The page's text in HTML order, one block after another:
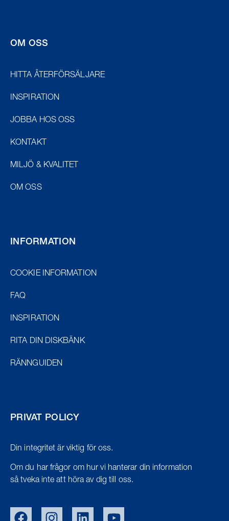
OM OSS
HITTA ÅTERFÖRSÄLJARE
INSPIRATION
JOBBA HOS OSS
KONTAKT
MILJÖ & KVALITET
OM OSS
INFORMATION
COOKIE INFORMATION
FAQ
INSPIRATION
RITA DIN DISKBÄNK
RÄNNGUIDEN
PRIVAT POLICY
Din integritet är viktig för oss.
Om du har frågor om hur vi hanterar din information
så tveka inte att höra av dig till oss.